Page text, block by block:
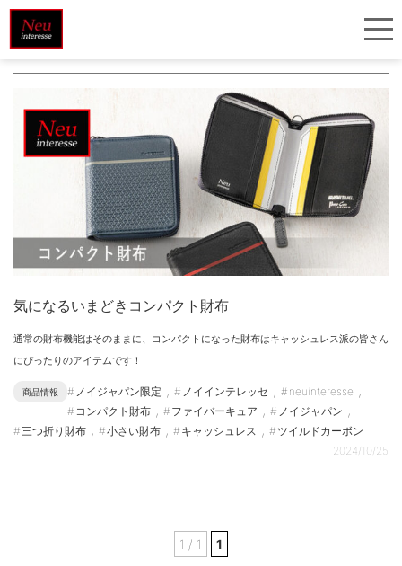
気になるいまどきコンパクト財布
通常の財布機能はそのままに、コンパクトになった財布はキャッシュレス派の皆さん
にぴったりのアイテムです！
商品情報 ノイジャパン限定 , ノイインテレッセ , neuinteresse ,
コンパクト財布 , ファイバーキュア , ノイジャパン ,
三つ折り財布 , 小さい財布 , キャッシュレス ,
ツイルドカーボン
2024/10/25
1 / 1 1